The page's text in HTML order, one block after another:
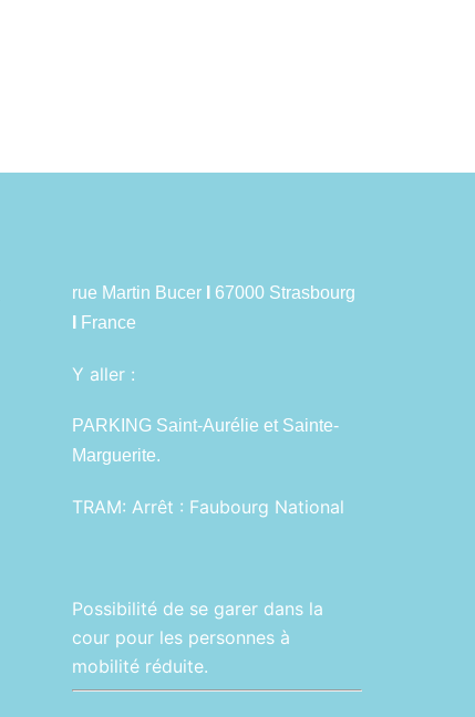
rue Martin Bucer
67000 Strasbourg
France
Y aller :
PARKING Saint-Aurélie et Sainte-
Marguerite.
TRAM: Arrêt : Faubourg National
Possibilité de se garer dans la
cour pour les personnes à
mobilité réduite.